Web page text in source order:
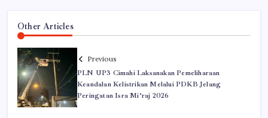
Other Articles
Previous
PLN UP3 Cimahi Laksanakan Pemeliharaan
Keandalan Kelistrikan Melalui PDKB Jelang
Peringatan Isra Mi’raj 2026